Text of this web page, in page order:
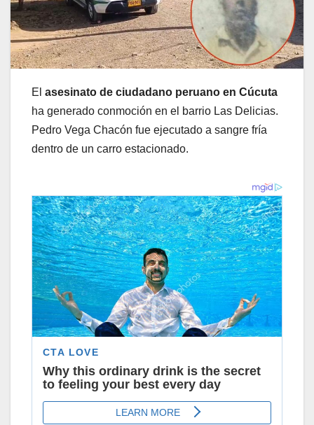
El asesinato de ciudadano peruano en Cúcuta
ha generado conmoción en el barrio Las Delicias.
Pedro Vega Chacón fue ejecutado a sangre fría
dentro de un carro estacionado.